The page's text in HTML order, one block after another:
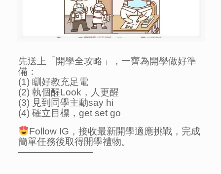
先送上「開學全攻略」，一齊為開學做好準
備：
(1) 瞓好教充足電
(2) 執個醒Look，人更醒
(3) 見到同學主動say hi
(4) 確立目標，get set go
Follow IG，接收最新開學適應挑戰，完成
簡單任務後取得開學禮物。
————————